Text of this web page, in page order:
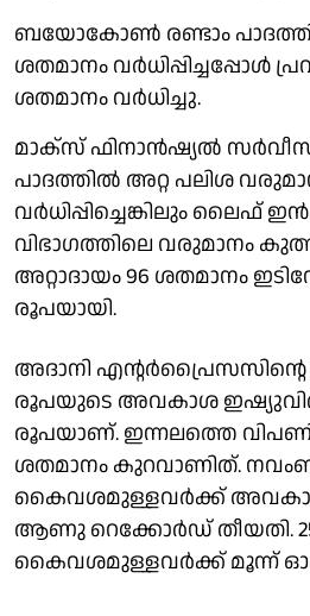
ബയോകോണ്‍ രണ്ടാം
ശതമാനം വര്‍ധിപ്പിച്ചപ്പോള്‍
ശതമാനം വര്‍ധിച്ചു.
മാക്‌സ് ഫിനാന്‍ഷ്യല്‍
പാദത്തില്‍ അറ്റ പലിശ
വര്‍ധിപ്പിച്ചെങ്കിലും ലൈഫ്
വിഭാഗത്തിലെ വരുമാനം
അറ്റാദായം 96 ശതമാനം
രൂപയായി.
അദാനി എന്റര്‍പ്രൈസസിന്റെ
രൂപയുടെ അവകാശ ഇഷ്യുവില്‍
രൂപയാണ്. ഇന്നലത്തെ വിപണി
ശതമാനം കുറവാണിത്.
കൈവശമുള്ളവര്‍ക്ക് അവകാശ
ആണു റെക്കോര്‍ഡ് തീയതി.
കൈവശമുള്ളവര്‍ക്ക് മൂന്ന്